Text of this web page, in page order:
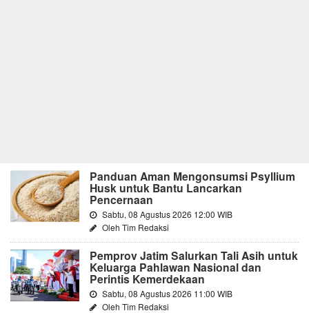
Panduan Aman Mengonsumsi Psyllium
Husk untuk Bantu Lancarkan
Pencernaan
Sabtu, 08 Agustus 2026 12:00 WIB
Oleh Tim Redaksi
Pemprov Jatim Salurkan Tali Asih untuk
Keluarga Pahlawan Nasional dan
Perintis Kemerdekaan
Sabtu, 08 Agustus 2026 11:00 WIB
Oleh Tim Redaksi